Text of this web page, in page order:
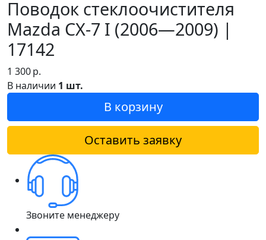
Поводок стеклоочистителя
Mazda CX-7 I (2006—2009) |
17142
1 300р.
В наличии 1 шт.
В корзину
Оставить заявку
Звоните менеджеру